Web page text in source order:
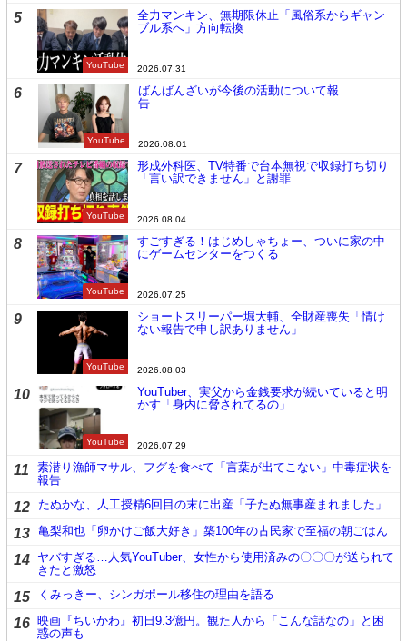
5
YouTube
全力マンキン、無期限休止「風俗系からギャン
ブル系へ」方向転換
2026.07.31
6
YouTube
ばんばんざいが今後の活動について報
告
2026.08.01
7
YouTube
形成外科医、TV特番で台本無視で収録打ち切り
「言い訳できません」と謝罪
2026.08.04
8
YouTube
すごすぎる！はじめしゃちょー、ついに家の中
にゲームセンターをつくる
2026.07.25
9
YouTube
ショートスリーパー堀大輔、全財産喪失「情け
ない報告で申し訳ありません」
2026.08.03
10
YouTube
YouTuber、実父から金銭要求が続いていると明
かす「身内に脅されてるの」
2026.07.29
11
素潜り漁師マサル、フグを食べて「言葉が出てこない」中毒症状を
報告
12 たぬかな、人工授精6回目の末に出産「子たぬ無事産まれました」
13 亀梨和也「卵かけご飯大好き」築100年の古民家で至福の朝ごはん
14 ヤバすぎる…人気YouTuber、女性から使用済みの〇〇〇が送られて
きたと激怒
15 くみっきー、シンガポール移住の理由を語る
16 映画『ちいかわ』初日9.3億円。観た人から「こんな話なの」と困
惑の声も